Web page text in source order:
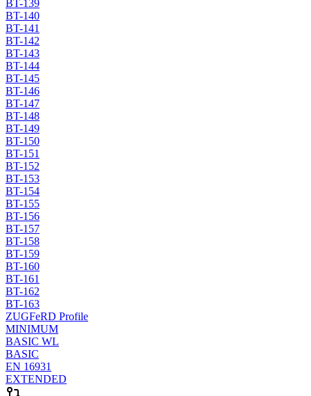
BT-139
BT-140
BT-141
BT-142
BT-143
BT-144
BT-145
BT-146
BT-147
BT-148
BT-149
BT-150
BT-151
BT-152
BT-153
BT-154
BT-155
BT-156
BT-157
BT-158
BT-159
BT-160
BT-161
BT-162
BT-163
ZUGFeRD Profile
MINIMUM
BASIC WL
BASIC
EN 16931
EXTENDED